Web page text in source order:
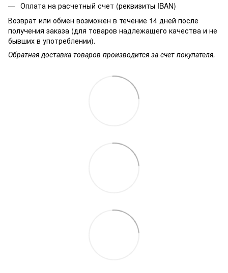
Оплата на расчетный счет (реквизиты IBAN)
Возврат или обмен возможен в течение 14 дней после
получения заказа (для товаров надлежащего качества и не
бывших в употреблении).
Обратная доставка товаров производится за счет покупателя.